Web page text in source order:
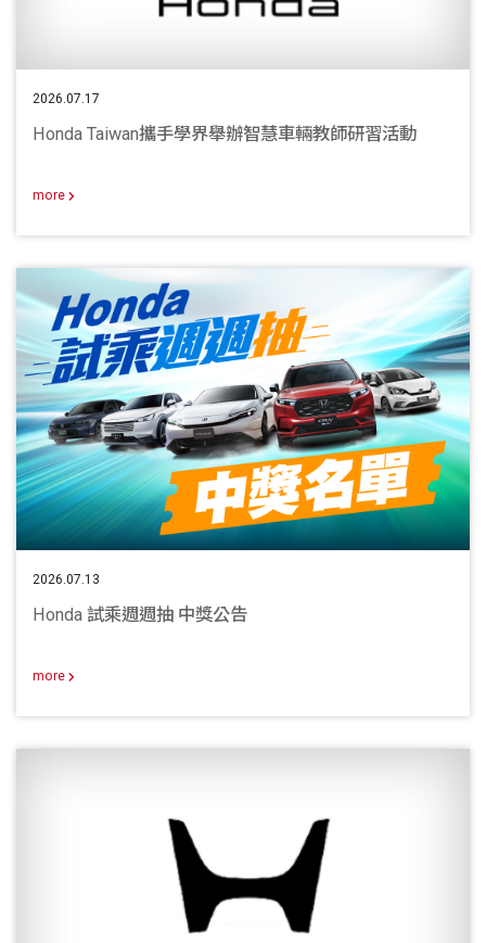
2026.07.17
Honda Taiwan攜手學界舉辦智慧車輛教師研習活動
more
2026.07.13
Honda 試乘週週抽 中獎公告
more